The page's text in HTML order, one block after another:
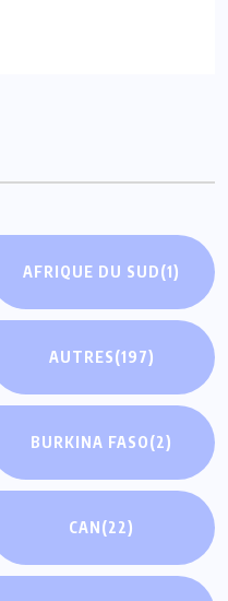
AFRIQUE DU SUD(1)
AUTRES(197)
BURKINA FASO(2)
CAN(22)